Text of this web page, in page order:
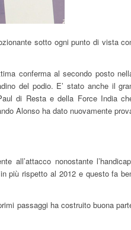
sotto ogni punto di vista
conferma al secondo posto
del podio. E’ stato anche il
di Resta e della Force India
Alonso ha dato nuovamente
all’attacco nonostante
più rispetto al 2012 e questo fa
passaggi ha costruito buona